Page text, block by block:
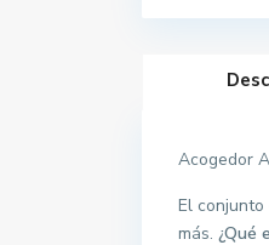
Acogedor
El
más. ¿Qué